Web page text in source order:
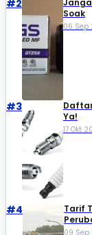
#2
Soak
06 Sep
#3
Ya!
17 Okt
#4
Tarif
09 Sep